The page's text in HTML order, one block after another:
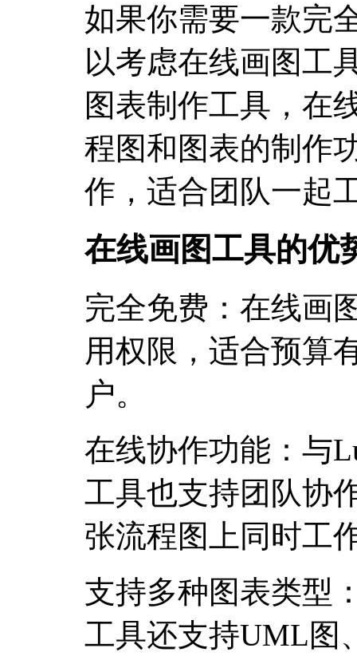
如果你需要一款完
以考虑在线画图工
图表制作工具，在
程图和图表的制作
作，适合团队一起
在线画图工具的优
完全免费：在线画
用权限，适合预算
户。
在线协作功能：与
工具也支持团队协
张流程图上同时工
支持多种图表类型
工具还支持UML图